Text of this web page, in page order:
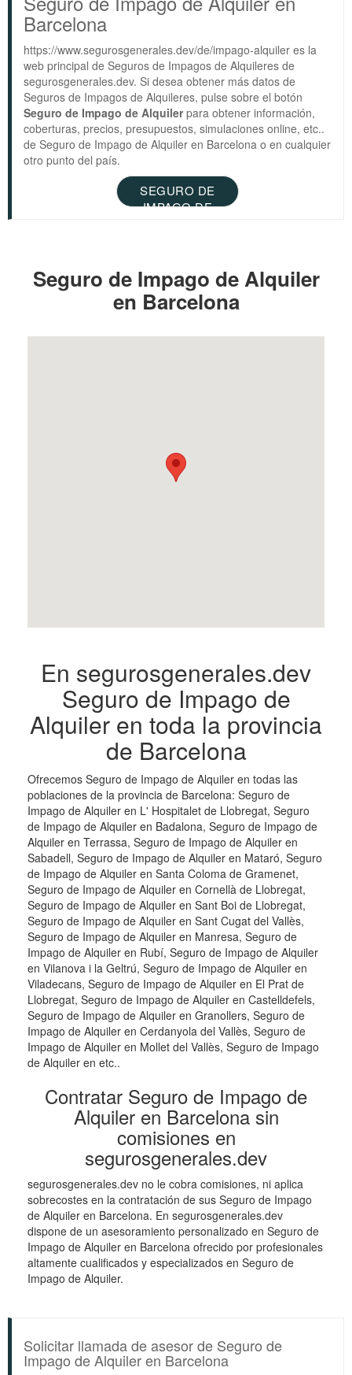
Barcelona
https://www.segurosgenerales.dev/de/impago-alquiler es la
web principal de Seguros de Impagos de Alquileres de
segurosgenerales.dev. Si desea obtener más datos de
Seguros de Impagos de Alquileres, pulse sobre el botón
Seguro de Impago de Alquilerpara obtener información,
coberturas, precios, presupuestos, simulaciones online, etc..
de Seguro de Impago de Alquiler en Barcelona o en cualquier
otro punto del país.
SEGURO DE
IMPAGO DE
Seguro de Impago de Alquiler
en Barcelona
En segurosgenerales.dev
Seguro de Impago de
Alquiler en toda la provincia
de Barcelona
Ofrecemos Seguro de Impago de Alquiler en todas las
poblaciones de la provincia de Barcelona: Seguro de
Impago de Alquiler en L' Hospitalet de Llobregat, Seguro
de Impago de Alquiler en Badalona, Seguro de Impago de
Alquiler en Terrassa, Seguro de Impago de Alquiler en
Sabadell, Seguro de Impago de Alquiler en Mataró, Seguro
de Impago de Alquiler en Santa Coloma de Gramenet,
Seguro de Impago de Alquiler en Cornellà de Llobregat,
Seguro de Impago de Alquiler en Sant Boi de Llobregat,
Seguro de Impago de Alquiler en Sant Cugat del Vallès,
Seguro de Impago de Alquiler en Manresa, Seguro de
Impago de Alquiler en Rubí, Seguro de Impago de Alquiler
en Vilanova i la Geltrú, Seguro de Impago de Alquiler en
Viladecans, Seguro de Impago de Alquiler en El Prat de
Llobregat, Seguro de Impago de Alquiler en Castelldefels,
Seguro de Impago de Alquiler en Granollers, Seguro de
Impago de Alquiler en Cerdanyola del Vallès, Seguro de
Impago de Alquiler en Mollet del Vallès, Seguro de Impago
de Alquiler en etc..
Contratar Seguro de Impago de
Alquiler en Barcelona sin
comisiones en
segurosgenerales.dev
segurosgenerales.dev no le cobra comisiones, ni aplica
sobrecostes en la contratación de sus Seguro de Impago
de Alquiler en Barcelona. En segurosgenerales.dev
dispone de un asesoramiento personalizado en Seguro de
Impago de Alquiler en Barcelona ofrecido por profesionales
altamente cualificados y especializados en Seguro de
Impago de Alquiler.
Solicitar llamada de asesor de Seguro de
Impago de Alquiler en Barcelona